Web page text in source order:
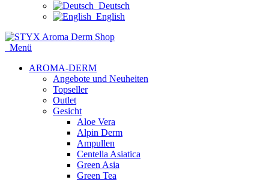
Deutsch
English
Menü
AROMA-DERM
Angebote und Neuheiten
Topseller
Outlet
Gesicht
Aloe Vera
Alpin Derm
Ampullen
Centella Asiatica
Green Asia
Green Tea